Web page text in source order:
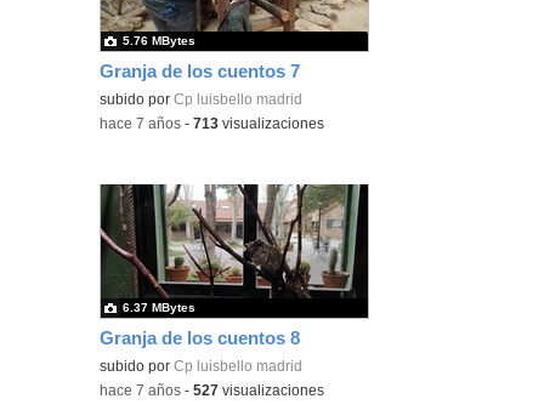
Granja de los cuentos 7
subido porCp luisbello madrid
5.76 MBytes
-hace 7 años -713 visualizaciones
Granja de los cuentos 8
subido porCp luisbello madrid
6.37 MBytes
-hace 7 años -527 visualizaciones